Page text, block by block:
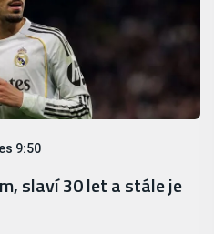
9:50
slaví 30 let a stále je